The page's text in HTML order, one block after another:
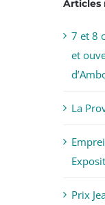
Articles
7 et 8
et
La
Prix